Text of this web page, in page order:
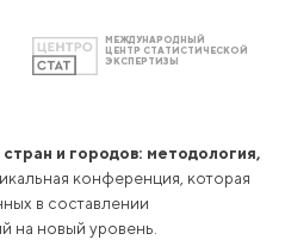
МЕЖДУНАРОДНЫЙ
ЦЕНТР СТАТИСТИЧЕСКОЙ
ЭКСПЕРТИЗЫ
и городов: методология,
конференция, которая
в составлении
на новый уровень.